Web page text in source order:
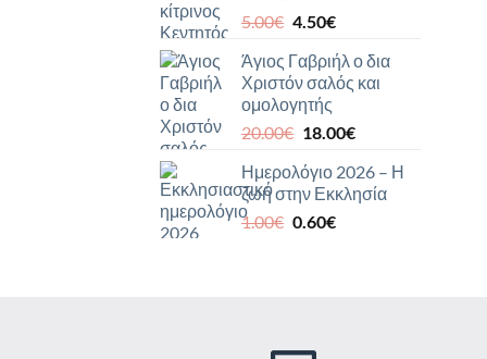
3.00€.
5.00€ Original
was:
5.00€.
4.50€Η
τιμή
είναι:
Άγιος Γαβριήλ ο δια
Χριστόν σαλός και
ομολογητής
20.00€ Original
was:
20.00€.
18.00€Η
τιμή
είναι:
Ημερολόγιο 2026 – Η
ζωή στην Εκκλησία
1.00€ Original
0.60€Η